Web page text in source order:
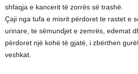
shfaqja e kancerit të zorrës së trashë.
Çaji nga tufa e misrit përdoret te rastet e
urinare, te sëmundjet e zemrës, edemat
përdoret një kohë të gjatë, i zbërthen
veshkat.